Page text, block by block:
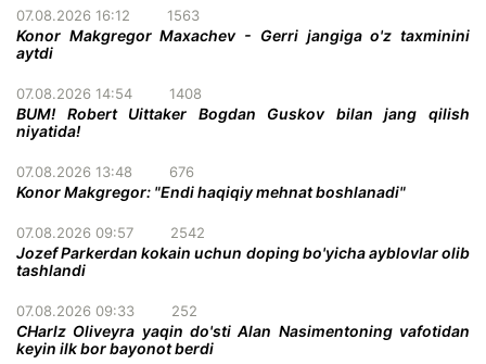
07.08.2026 16:12 1563
Konor Makgregor Maxachev - Gerri jangiga o'z taxminini
aytdi
07.08.2026 14:54 1408
BUM! Robert Uittaker Bogdan Guskov bilan jang qilish
niyatida!
07.08.2026 13:48 676
Konor Makgregor: "Endi haqiqiy mehnat boshlanadi"
07.08.2026 09:57 2542
Jozef Parkerdan kokain uchun doping bo'yicha ayblovlar olib
tashlandi
07.08.2026 09:33 252
CHarlz Oliveyra yaqin do'sti Alan Nasimentoning vafotidan
keyin ilk bor bayonot berdi